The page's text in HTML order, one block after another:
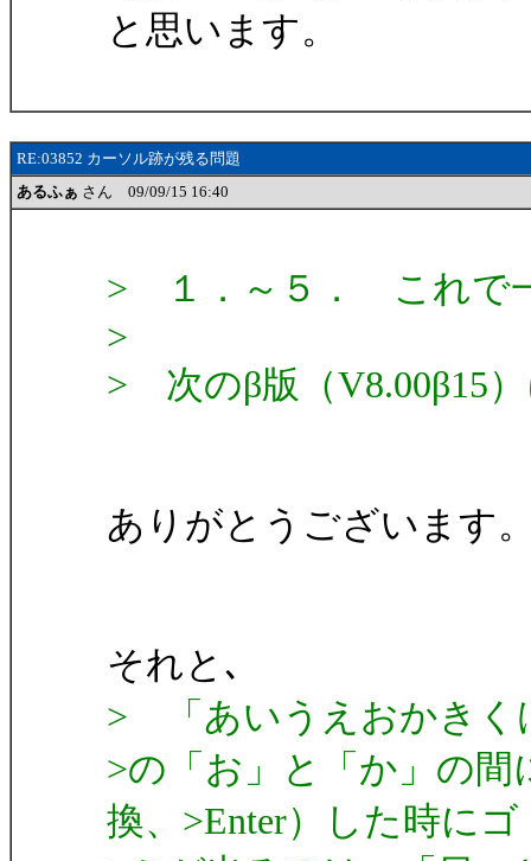
と思います。
RE:03852 カーソル跡が残る問題
あるふぁ さん 09/09/15 16:40
> １．～５． これで
>
> 次のβ版（V8.00β15
ありがとうございます
それと､
> 「あいうえおかきく
>の「お」と「か」の間
換、>Enter）した時にゴ